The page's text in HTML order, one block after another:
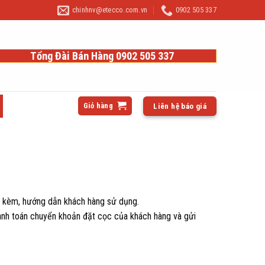
chinhnv@etecco.com.vn 0902 505 337
Tổng Đài Bán Hàng 0902 505 337
Giỏ hàng Liên hệ báo giá
hướng dẫn khách hàng sử dụng.
toán chuyển khoản đặt cọc của khách hàng và gửi